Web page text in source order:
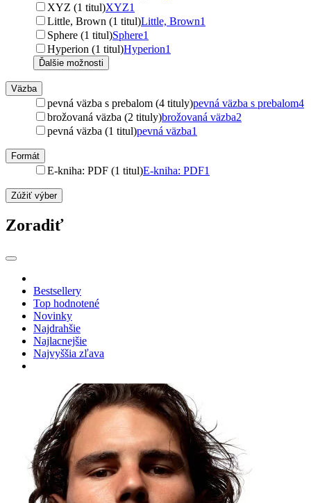
XYZ (1 titul)XYZ1
Little, Brown (1 titul)Little, Brown1
Sphere (1 titul)Sphere1
Hyperion (1 titul)Hyperion1
Ďalšie možnosti
Väzba
pevná väzba s prebalom (4 tituly)pevná väzba s prebalom4
brožovaná väzba (2 tituly)brožovaná väzba2
pevná väzba (1 titul)pevná väzba1
Formát
E-kniha: PDF (1 titul)E-kniha: PDF1
Zúžiť výber
Zoradiť
Bestsellery
Top hodnotené
Novinky
Najdrahšie
Najlacnejšie
Najvyššia zľava